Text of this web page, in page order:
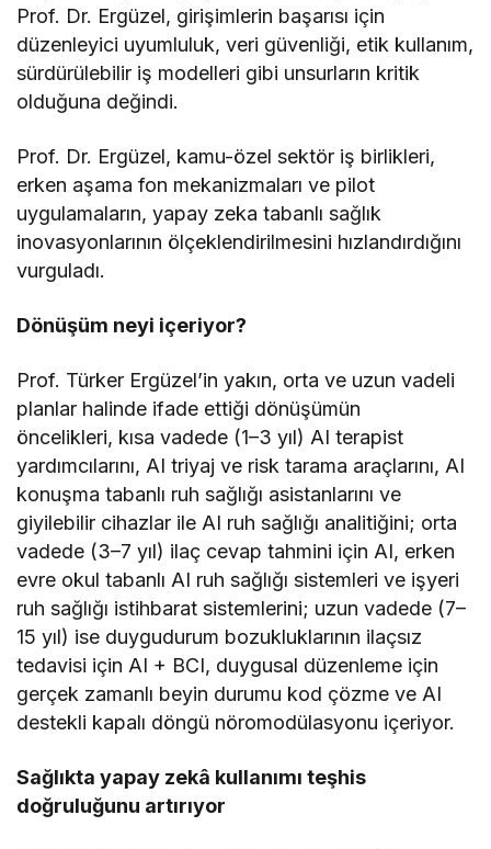
Prof. Dr. Ergüzel, girişimlerin başarısı için
düzenleyici uyumluluk, veri güvenliği, etik kullanım,
sürdürülebilir iş modelleri gibi unsurların kritik
olduğuna değindi.
Prof. Dr. Ergüzel, kamu-özel sektör iş birlikleri,
erken aşama fon mekanizmaları ve pilot
uygulamaların, yapay zeka tabanlı sağlık
inovasyonlarının ölçeklendirilmesini hızlandırdığını
vurguladı.
Dönüşüm neyi içeriyor?
Prof. Türker Ergüzel’in yakın, orta ve uzun vadeli
planlar halinde ifade ettiği dönüşümün
öncelikleri, kısa vadede (1–3 yıl) AI terapist
yardımcılarını, AI triyaj ve risk tarama araçlarını, AI
konuşma tabanlı ruh sağlığı asistanlarını ve
giyilebilir cihazlar ile AI ruh sağlığı analitiğini; orta
vadede (3–7 yıl) ilaç cevap tahmini için AI, erken
evre okul tabanlı AI ruh sağlığı sistemleri ve işyeri
ruh sağlığı istihbarat sistemlerini; uzun vadede (7–
15 yıl) ise duygudurum bozukluklarının ilaçsız
tedavisi için AI + BCI, duygusal düzenleme için
gerçek zamanlı beyin durumu kod çözme ve AI
destekli kapalı döngü nöromodülasyonu içeriyor.
Sağlıkta yapay zekâ kullanımı teşhis
doğruluğunu artırıyor